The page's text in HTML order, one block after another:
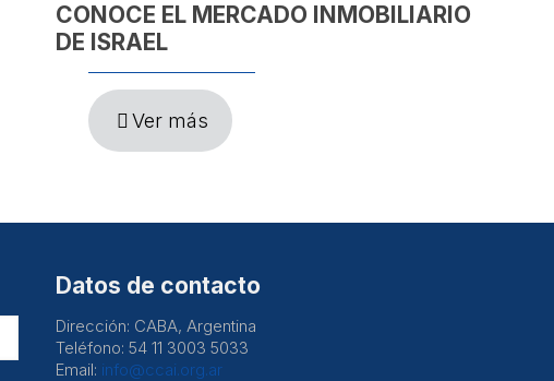
CONOCE EL MERCADO INMOBILIARIO
DE ISRAEL
Ver más
Datos de contacto
Dirección: CABA, Argentina
Teléfono: 54 11 3003 5033
Email: info@ccai.org.ar